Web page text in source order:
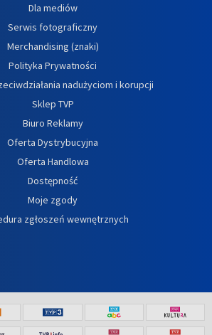
Dla mediów
Serwis fotograficzny
Merchandising (znaki)
Polityka Prywatności
nadużyciom i korupcji
Sklep TVP
Biuro Reklamy
Oferta Dystrybucyjna
Oferta Handlowa
Dostępność
Moje zgody
zgłoszeń wewnętrznych